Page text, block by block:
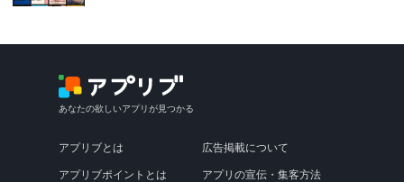
あなたの欲しいアプリが見つかる
アプリブとは
アプリブポイントとは
広告掲載について
アプリの宣伝・集客方法